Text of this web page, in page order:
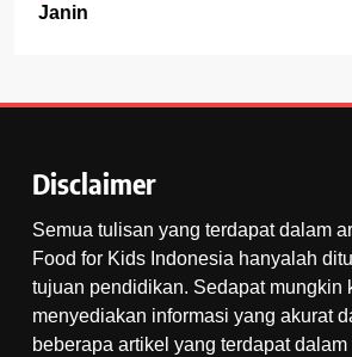
Janin
Disclaimer
Semua tulisan yang terdapat dalam
Food for Kids Indonesia hanyalah
tujuan pendidikan. Sedapat mungkin
menyediakan informasi yang akurat
beberapa artikel yang terdapat